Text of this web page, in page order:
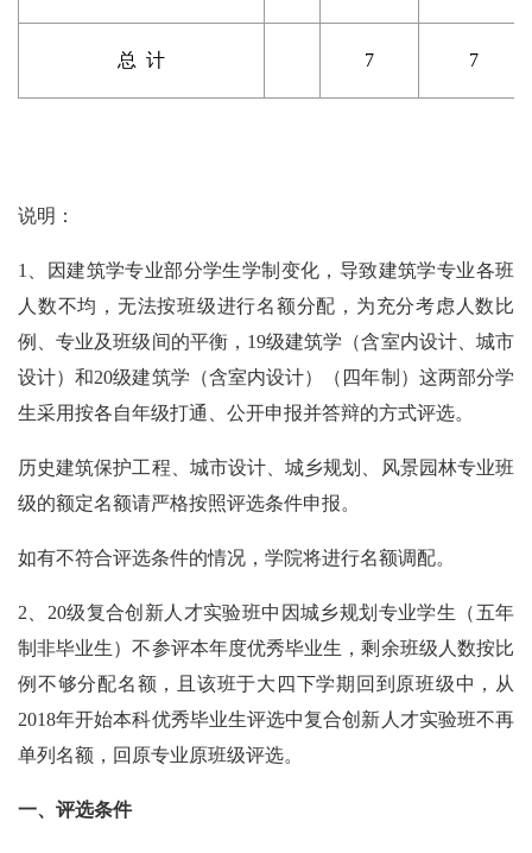
总 计 7 7
说明：
1
、因建筑学专业部分学生学制变化，导致建筑学专业各班
人数不均，无法按班级进行名额分配，为充分考虑人数比
例、专业及班级间的平衡， 19级建筑学（含室内设计、城市
设计）和20级建筑学（含室内设计）（四年制）这两部分学
生采用按各自年级打通、公开申报并答辩的方式评选。
历史建筑保护工程、城市设计、城乡规划、风景园林专业班
级的额定名额请严格按照评选条件申报。
如有不符合评选条件的情况，学院将进行名额调配。
2 20级复合创新人才实验班中因城乡规划专业学生（五年
制非毕业生）不参评本年度优秀毕业生，剩余班级人数按比
例不够分配名额，且该班于大四下学期回到原班级中，从
2018年开始本科优秀毕业生评选中复合创新人才实验班不再
单列名额，回原专业原班级评选。
一、评选条件